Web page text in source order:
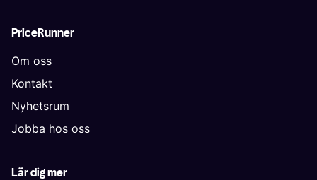
PriceRunner
Om oss
Kontakt
Nyhetsrum
Jobba hos oss
Lär dig mer